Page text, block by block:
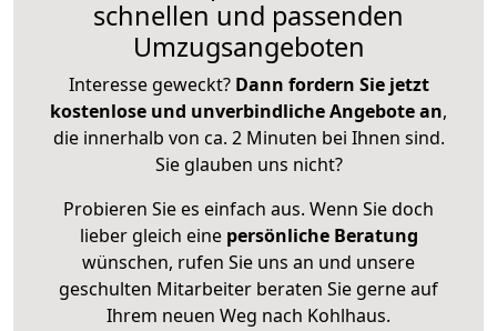
schnellen und passenden
Umzugsangeboten
Interesse geweckt? Dann fordern Sie jetzt
kostenlose und unverbindliche Angebote an,
die innerhalb von ca. 2 Minuten bei Ihnen sind.
Sie glauben uns nicht?
Probieren Sie es einfach aus. Wenn Sie doch
lieber gleich eine persönliche Beratung
wünschen, rufen Sie uns an und unsere
geschulten Mitarbeiter beraten Sie gerne auf
Ihrem neuen Weg nach Kohlhaus.